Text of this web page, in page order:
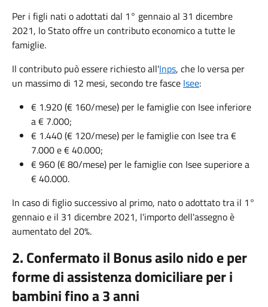
Per i figli nati o adottati dal 1° gennaio al 31 dicembre
2021, lo Stato offre un contributo economico a tutte le
famiglie.
Il contributo può essere richiesto all'Inps, che lo versa per
un massimo di 12 mesi, secondo tre fasce Isee:
€ 1.920 (€ 160/mese) per le famiglie con Isee inferiore
a € 7.000;
€ 1.440 (€ 120/mese) per le famiglie con Isee tra €
7.000 e € 40.000;
€ 960 (€ 80/mese) per le famiglie con Isee superiore a
€ 40.000.
In caso di figlio successivo al primo, nato o adottato tra il 1°
gennaio e il 31 dicembre 2021, l'importo dell'assegno è
aumentato del 20%.
2. Confermato il Bonus asilo nido e per
forme di assistenza domiciliare per i
bambini fino a 3 anni